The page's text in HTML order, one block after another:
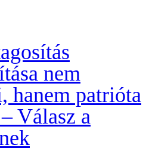
nem
hanem patrióta
Válasz a